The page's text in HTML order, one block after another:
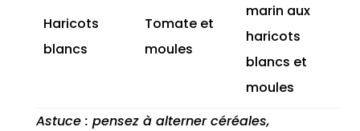
Haricots
blancs
Tomate et
moules
marin aux
haricots
blancs et
moules
Astuce : pensez à alterner céréales,